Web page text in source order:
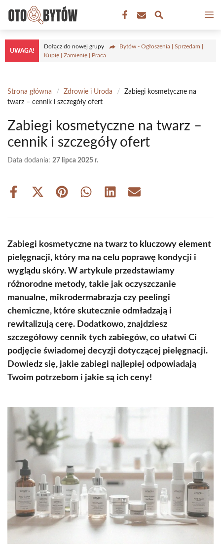
treści
UWAGA!
Dołącz do nowej grupy
Bytów - Ogłoszenia | Sprzedam |
Kupię | Zamienię | Praca
Strona główna / Zdrowie i Uroda /
Zabiegi kosmetyczne na
twarz – cennik i szczegóły ofert
Zabiegi kosmetyczne na twarz –
cennik i szczegóły ofert
Data dodania: 27 lipca 2025 r.
Share
Share
(Twitter)
Share Share Share Share
Zabiegi kosmetyczne na twarz to kluczowy element
pielęgnacji, który ma na celu poprawę kondycji i
wyglądu skóry. W artykule przedstawiamy
różnorodne metody, takie jak oczyszczanie
manualne, mikrodermabrazja czy peelingi
chemiczne, które skutecznie odmładzają i
rewitalizują cerę. Dodatkowo, znajdziesz
szczegółowy cennik tych zabiegów, co ułatwi Ci
podjęcie świadomej decyzji dotyczącej pielęgnacji.
Dowiedz się, jakie zabiegi najlepiej odpowiadają
Twoim potrzebom i jakie są ich ceny!